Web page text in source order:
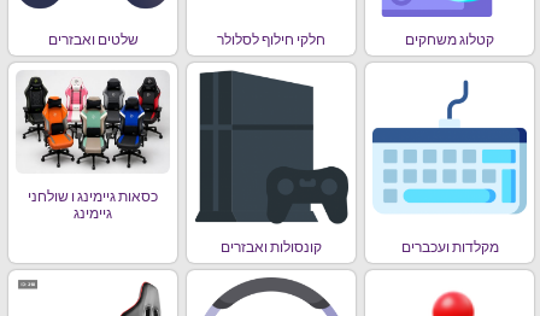
קטלוג משחקים חלקי חילוף לסלולר שלטים ואבזרים
מקלדות ועכברים קונסולות ואבזרים
כסאות גיימינג ו שולחני
גיימינג